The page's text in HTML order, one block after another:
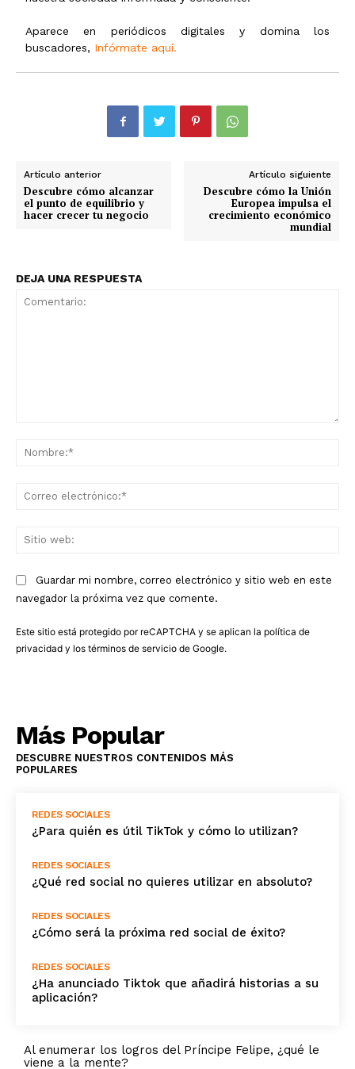
Aparece en periódicos digitales y domina los
buscadores, Infórmate aquí.
Artículo anterior
Descubre cómo alcanzar
el punto de equilibrio y
hacer crecer tu negocio
Artículo siguiente
Descubre cómo la Unión
Europea impulsa el
crecimiento económico
mundial
DEJA UNA RESPUESTA
Guardar mi nombre, correo electrónico y sitio web en este
navegador la próxima vez que comente.
Este sitio está protegido por reCAPTCHA y se aplican la política de
privacidad y los términos de servicio de Google.
Más Popular
DESCUBRE NUESTROS CONTENIDOS MÁS
POPULARES
REDES SOCIALES
¿Para quién es útil TikTok y cómo lo utilizan?
REDES SOCIALES
¿Qué red social no quieres utilizar en absoluto?
REDES SOCIALES
¿Cómo será la próxima red social de éxito?
REDES SOCIALES
¿Ha anunciado Tiktok que añadirá historias a su
aplicación?
Al enumerar los logros del Príncipe Felipe, ¿qué le
viene a la mente?